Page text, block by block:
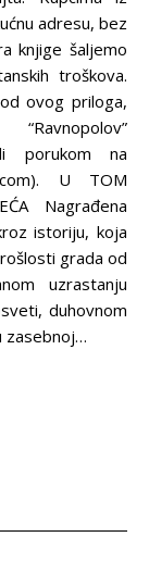
adresu, bez
knjige šaljemo
troškova.
ovog priloga,
ili porukom na
U TOM
Nagrađena
istoriju, koja
grada od
uzrastanju
duhovnom
zasebnoj…